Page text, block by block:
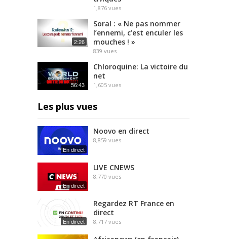
1,876 vues
2:26
Soral : « Ne pas nommer
l’ennemi, c’est enculer les
mouches ! »
839 vues
56:43
Chloroquine: La victoire du
net
1,605 vues
Les plus vues
En direct
Noovo en direct
8,859 vues
En direct
LIVE CNEWS
8,770 vues
En direct
Regardez RT France en
direct
8,717 vues